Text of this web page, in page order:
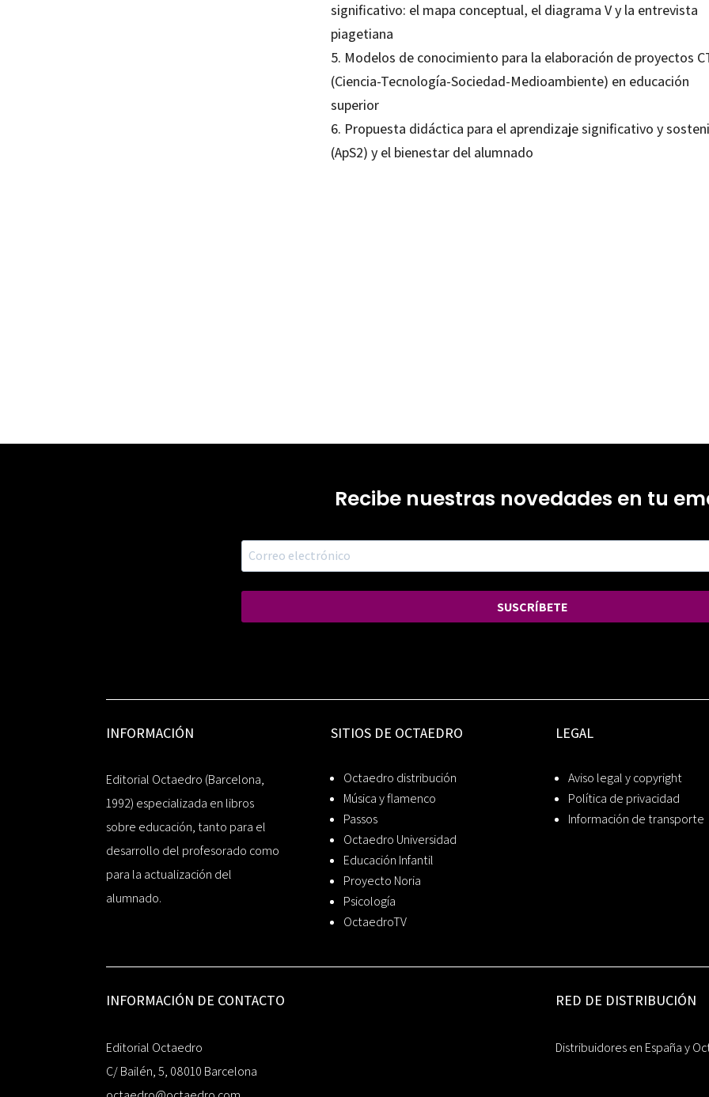
significativo: el mapa conceptual, el diagrama V y la entrevista
piagetiana
5. Modelos de conocimiento para la elaboración de proyectos
(Ciencia-Tecnología-Sociedad-Medioambiente) en educación
superior
6. Propuesta didáctica para el aprendizaje significativo y
(ApS2) y el bienestar del alumnado
Recibe nuestras novedades en tu
SUSCRÍBETE
INFORMACIÓN
Editorial Octaedro (Barcelona,
1992) especializada en libros
sobre educación, tanto para el
desarrollo del profesorado como
para la actualización del
alumnado.
SITIOS DE OCTAEDRO
Octaedro distribución
Música y flamenco
Passos
Octaedro Universidad
Educación Infantil
Proyecto Noria
Psicología
OctaedroTV
LEGAL
Aviso legal y copyright
Política de privacidad
Información de transporte
INFORMACIÓN DE CONTACTO
Editorial Octaedro
C/ Bailén, 5, 08010 Barcelona
RED DE DISTRIBUCIÓN
Distribuidores en España y